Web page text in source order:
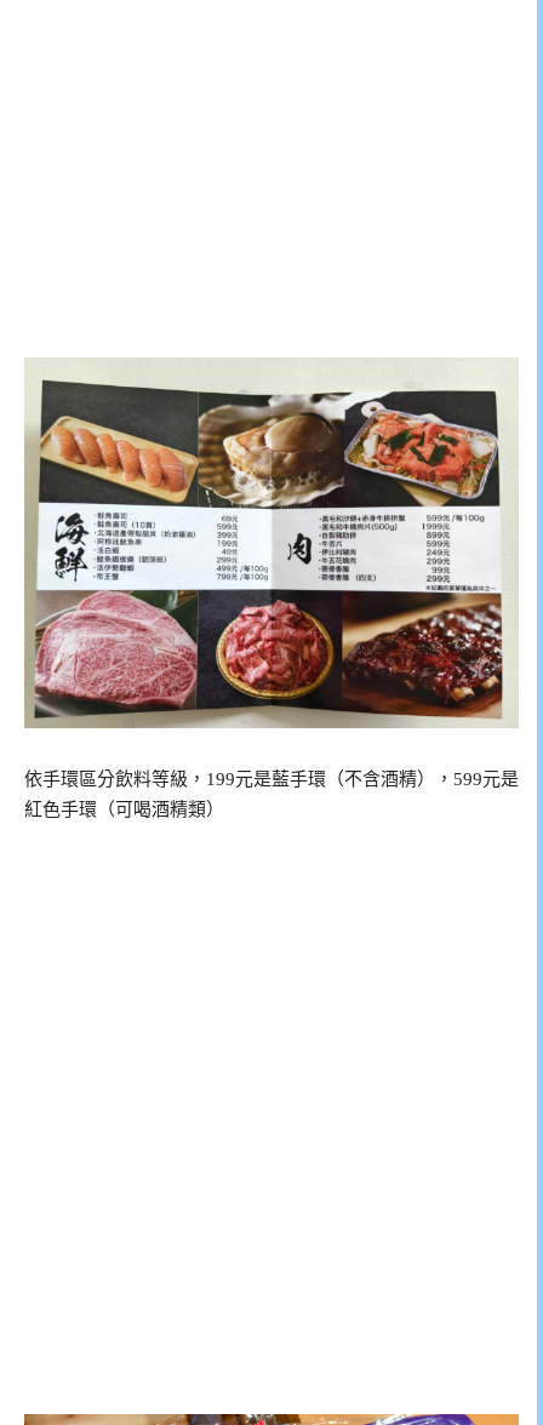
依手環區分飲料等級，199元是藍手環（不含酒精），599元是
紅色手環（可喝酒精類）